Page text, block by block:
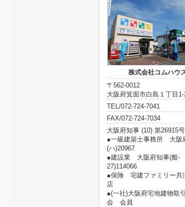
株式会社コムハウ
〒562-0012
大阪府箕面市白島１丁目
TEL/072-724-7041
FAX/072-724-7034
大阪府知事 (10) 第26915号
●一級建築士事務所 大阪
(ハ)20967
●建設業 大阪府知事(般‐
27)114066
●保険 宅建ファミリー共
店
●(一社)大阪府宅地建物取
会 会員